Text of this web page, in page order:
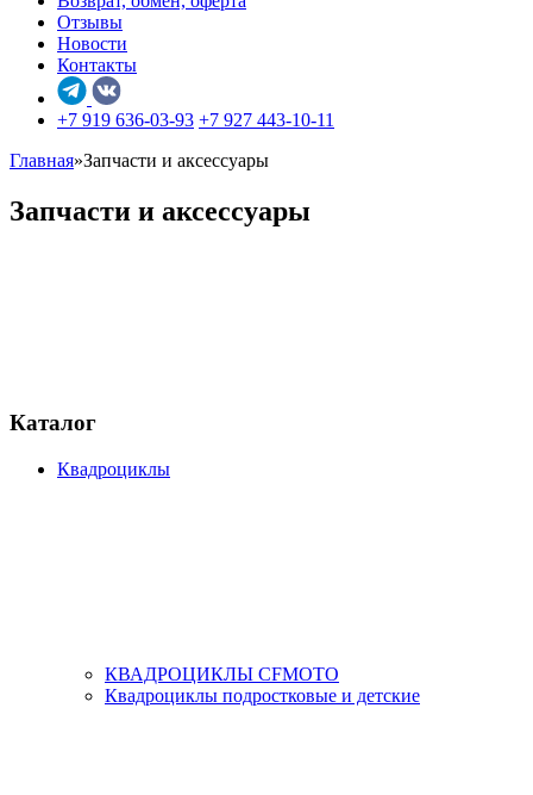
Отзывы
Новости
Контакты
+7 919 636-03-93 +7 927 443-10-11
Главная»Запчасти и аксессуары
Запчасти и аксессуары
Каталог
Квадроциклы
КВАДРОЦИКЛЫ CFMOTO
Квадроциклы подростковые и детские